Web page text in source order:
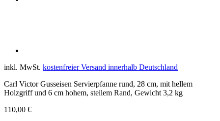
inkl. MwSt. kostenfreier Versand innerhalb Deutschland
Carl Victor Gusseisen Servierpfanne rund, 28 cm, mit hellem
Holzgriff und 6 cm hohem, steilem Rand, Gewicht 3,2 kg
110,00 €